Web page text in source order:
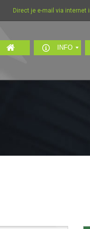
Direct je e-mail via internet
INFO